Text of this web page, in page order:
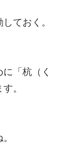
ておく。
「杭（く
。